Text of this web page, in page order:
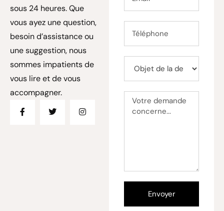
sous 24 heures. Que
vous ayez une question,
besoin d’assistance ou
une suggestion, nous
sommes impatients de
vous lire et de vous
accompagner.
Envoyer